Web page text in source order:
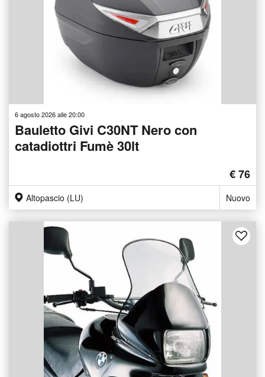
6 agosto 2026 alle 20:00
Bauletto Givi C30NT Nero con
catadiottri Fumè 30lt
€ 76
Altopascio (LU) Nuovo